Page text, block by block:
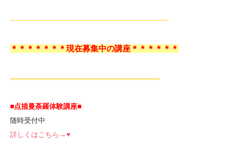
——————————————————————–
＊＊＊＊＊＊＊現在募集中の講座＊＊＊＊＊＊
—————————————————————-
■点描曼荼羅体験講座■
随時受付中
詳しくはこちら→♥